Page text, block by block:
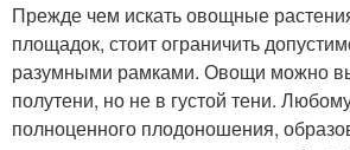
Прежде чем искать овощные
площадок, стоит ограничить
разумными рамками. Овощи можно
полутени, но не в густой тени.
полноценного плодоношения,